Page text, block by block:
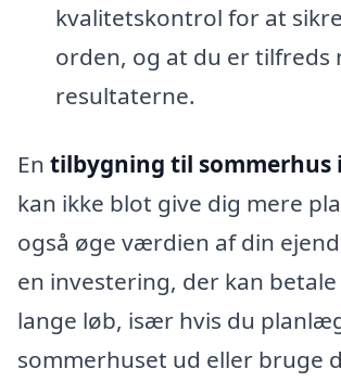
kvalitetskontrol for at
orden, og at du er tilfreds
resultaterne.
En tilbygning til sommerhus
kan ikke blot give dig mere
også øge værdien af din
en investering, der kan
lange løb, især hvis du
sommerhuset ud eller bruge